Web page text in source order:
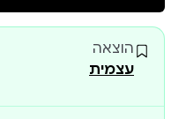
הספר מיועד לכל מי
האדם – דתיים, חילוניים
לקרוא, לחשוב, להסכים
הוצאה
עצמית